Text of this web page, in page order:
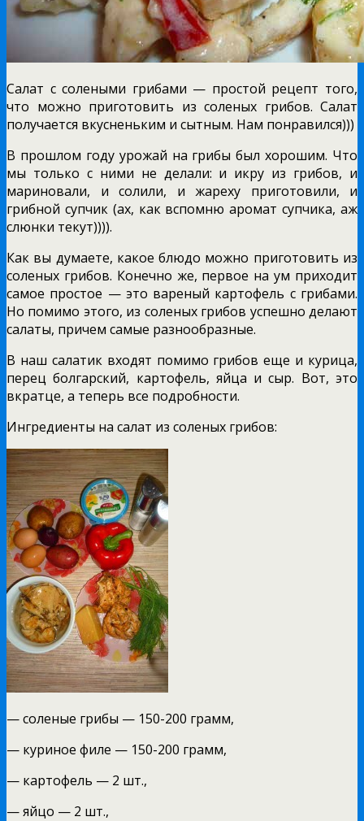
Салат с солеными грибами — простой рецепт того,
что можно приготовить из соленых грибов. Салат
получается вкусненьким и сытным. Нам понравился)))
В прошлом году урожай на грибы был хорошим. Что
мы только с ними не делали: и икру из грибов, и
мариновали, и солили, и жареху приготовили, и
грибной супчик (ах, как вспомню аромат супчика, аж
слюнки текут)))).
Как вы думаете, какое блюдо можно приготовить из
соленых грибов. Конечно же, первое на ум приходит
самое простое — это вареный картофель с грибами.
Но помимо этого, из соленых грибов успешно делают
салаты, причем самые разнообразные.
В наш салатик входят помимо грибов еще и курица,
перец болгарский, картофель, яйца и сыр. Вот, это
вкратце, а теперь все подробности.
Ингредиенты на салат из соленых грибов:
— соленые грибы — 150-200 грамм,
— куриное филе — 150-200 грамм,
— картофель — 2 шт.,
— яйцо — 2 шт.,